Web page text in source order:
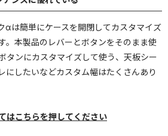
αは簡単にケースを開閉してカスタマイズ
。本製品のレバーとボタンをそのまま使
タンにカスタマイズして使う、天板シー
にしたいなどカスタム幅はたくさんあり
はこちらを押してください